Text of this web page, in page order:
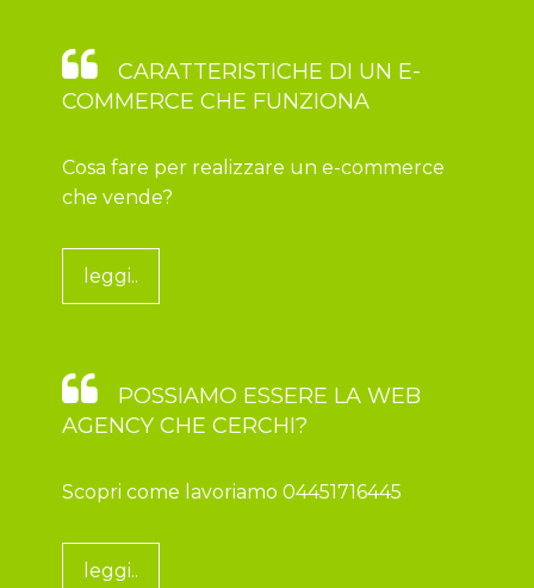
CARATTERISTICHE DI UN E-
COMMERCE CHE FUNZIONA
Cosa fare per realizzare un e-commerce
che vende?
leggi..
POSSIAMO ESSERE LA WEB
AGENCY CHE CERCHI?
Scopri come lavoriamo 04451716445
leggi..